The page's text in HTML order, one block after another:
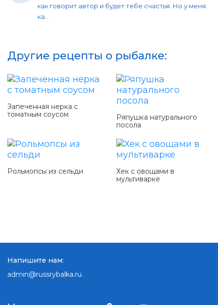
как говорит автор и будет тебе счастья. Но у меня
ка...
Другие рецепты о рыбалке:
Запеченная нерка с
томатным соусом
Ряпушка натурального
посола
Рольмопсы из сельди
Хек с овощами в
мультиварке
Напишите нам:
admin@russrybalka.ru